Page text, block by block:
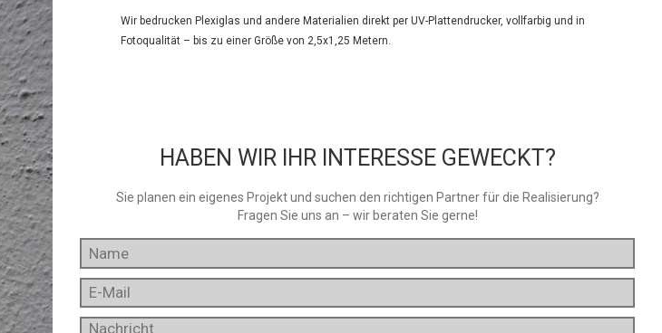
Wir bedrucken Plexiglas und andere Materialien direkt per UV-Plattendrucker, vollfarbig und in
Fotoqualität – bis zu einer Größe von 2,5x1,25 Metern.
HABEN WIR IHR INTERESSE GEWECKT?
Sie planen ein eigenes Projekt und suchen den richtigen Partner für die Realisierung?
Fragen Sie uns an – wir beraten Sie gerne!